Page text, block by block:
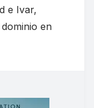
e Ivar,
en